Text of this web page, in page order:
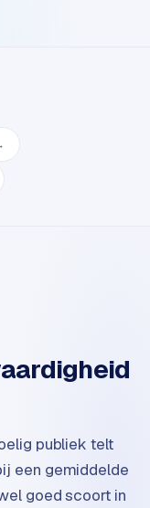
publiek telt
een gemiddelde
goed scoort in